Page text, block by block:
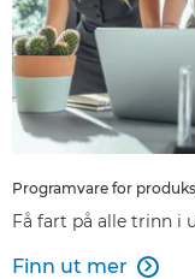
Programvare for
Få fart på alle trinn i
Finn ut mer 